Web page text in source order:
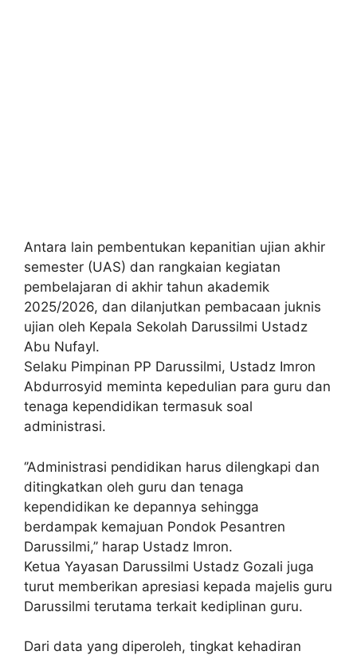
Antara lain pembentukan kepanitian ujian akhir
semester (UAS) dan rangkaian kegiatan
pembelajaran di akhir tahun akademik
2025/2026, dan dilanjutkan pembacaan juknis
ujian oleh Kepala Sekolah Darussilmi Ustadz
Abu Nufayl.
Selaku Pimpinan PP Darussilmi, Ustadz Imron
Abdurrosyid meminta kepedulian para guru dan
tenaga kependidikan termasuk soal
administrasi.
‘’Administrasi pendidikan harus dilengkapi dan
ditingkatkan oleh guru dan tenaga
kependidikan ke depannya sehingga
berdampak kemajuan Pondok Pesantren
Darussilmi,’’ harap Ustadz Imron.
Ketua Yayasan Darussilmi Ustadz Gozali juga
turut memberikan apresiasi kepada majelis guru
Darussilmi terutama terkait kediplinan guru.
Dari data yang diperoleh, tingkat kehadiran